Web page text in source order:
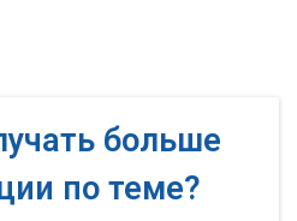
больше
по теме?